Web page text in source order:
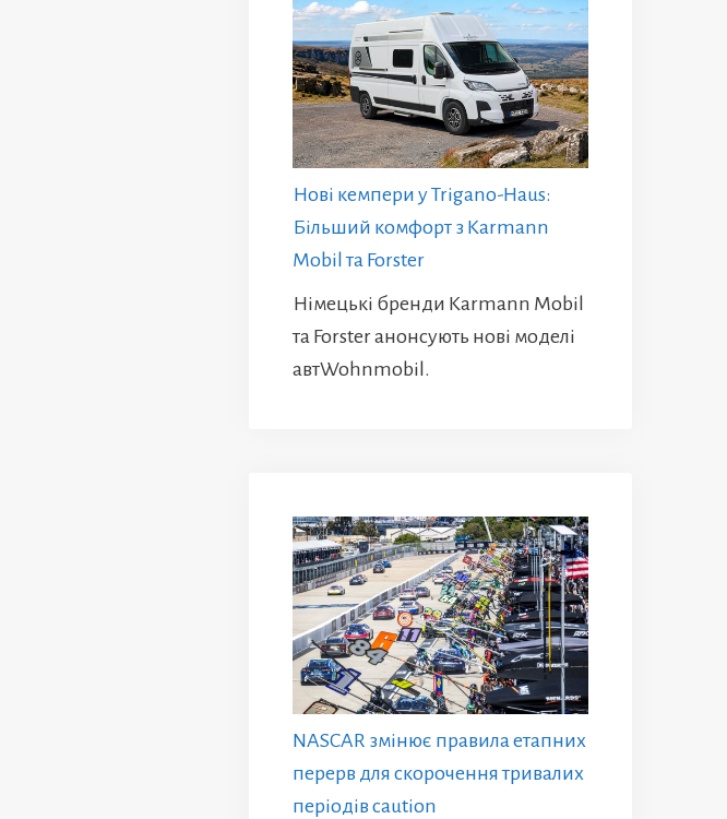
Нові кемпери у Trigano-Haus:
Більший комфорт з Karmann
Mobil та Forster
Німецькі бренди Karmann Mobil
та Forster анонсують нові моделі
автWohnmobil.
NASCAR змінює правила етапних
перерв для скорочення тривалих
періодів caution